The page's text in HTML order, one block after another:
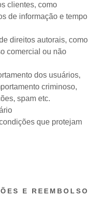
clientes, como
de informação e tempo
direitos autorais, como
comercial ou não
dos usuários,
criminoso,
spam etc.
que protejam
E REEMBOLSO